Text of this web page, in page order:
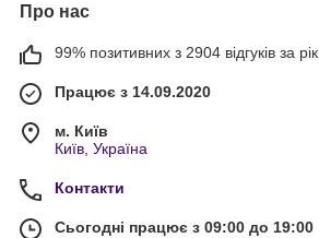
Про нас
99% позитивних з 2904 відгуків за рік
Працює з 14.09.2020
м. Київ
Київ, Україна
Контакти
Сьогодні працює з 09:00 до 19:00